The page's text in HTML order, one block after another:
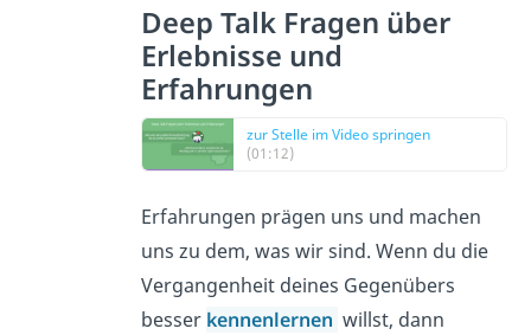
Deep Talk Fragen über
Erlebnisse und
Erfahrungen
zur Stelle im Video springen
(01:12)
Erfahrungen prägen uns und machen
uns zu dem, was wir sind. Wenn du die
Vergangenheit deines Gegenübers
besser kennenlernen willst, dann